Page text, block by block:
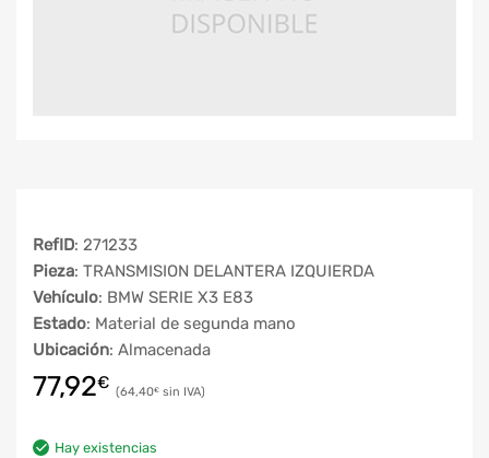
RefID: 271233
Pieza: TRANSMISION DELANTERA IZQUIERDA
Vehículo: BMW SERIE X3 E83
Estado: Material de segunda mano
Ubicación: Almacenada
77,92€ 64,40€
Hay existencias